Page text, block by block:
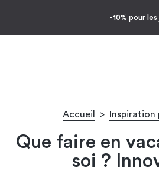
-10% pour les jeunes
Accueil > Inspiration
Que faire en
soi ?